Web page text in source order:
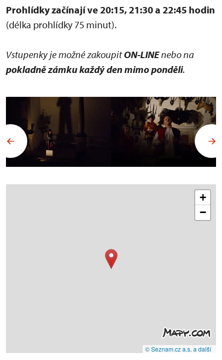
Prohlídky začínají ve 20:15, 21:30 a 22:45 hodin
(délka prohlídky 75 minut).
Vstupenky je možné zakoupitON-LINEnebo na
pokladně zámku každý den mimo ponděli.
+
−
© Seznam.cz a.s. a další